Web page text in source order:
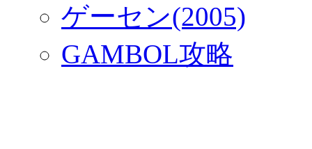
ゲーセン(2005)
GAMBOL攻略